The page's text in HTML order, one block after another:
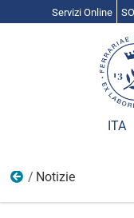
Servizi Online
Centro
Notizie